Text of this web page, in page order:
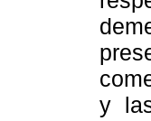
y